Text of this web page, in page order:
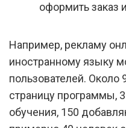
оформить заказ
Например, рекламу
иностранному языку
пользователей. Около
страницу программы,
обучения, 150